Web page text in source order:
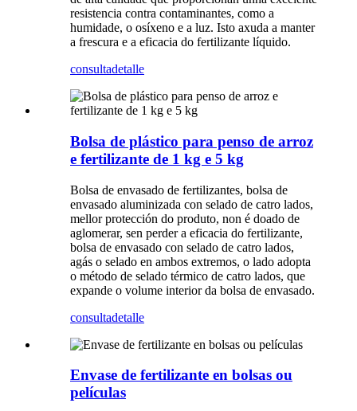
resistencia contra contaminantes, como a
humidade, o osíxeno e a luz. Isto axuda a manter
a frescura e a eficacia do fertilizante líquido.
consultadetalle
Bolsa de plástico para penso de arroz
e fertilizante de 1 kg e 5 kg
Bolsa de envasado de fertilizantes, bolsa de
envasado aluminizada con selado de catro lados,
mellor protección do produto, non é doado de
aglomerar, sen perder a eficacia do fertilizante,
bolsa de envasado con selado de catro lados,
agás o selado en ambos extremos, o lado adopta
o método de selado térmico de catro lados, que
expande o volume interior da bolsa de envasado.
consultadetalle
Envase de fertilizante en bolsas ou
películas